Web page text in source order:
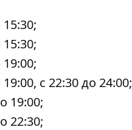
с 22:30 до 24:00;
19:00;
22:30;